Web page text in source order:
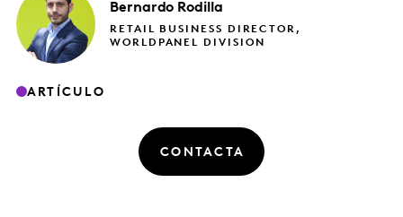
Bernardo Rodilla
RETAIL BUSINESS DIRECTOR,
WORLDPANEL DIVISION
ARTÍCULO
CONTACTA